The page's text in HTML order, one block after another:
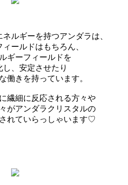
ルギーを持つアンダラは、
ールドはもちろん、
ギーフィールドを
し、安定させたり
働きを持っています。
繊細に反応される方々や
がアンダラクリスタルの
れていらっしゃいます♡